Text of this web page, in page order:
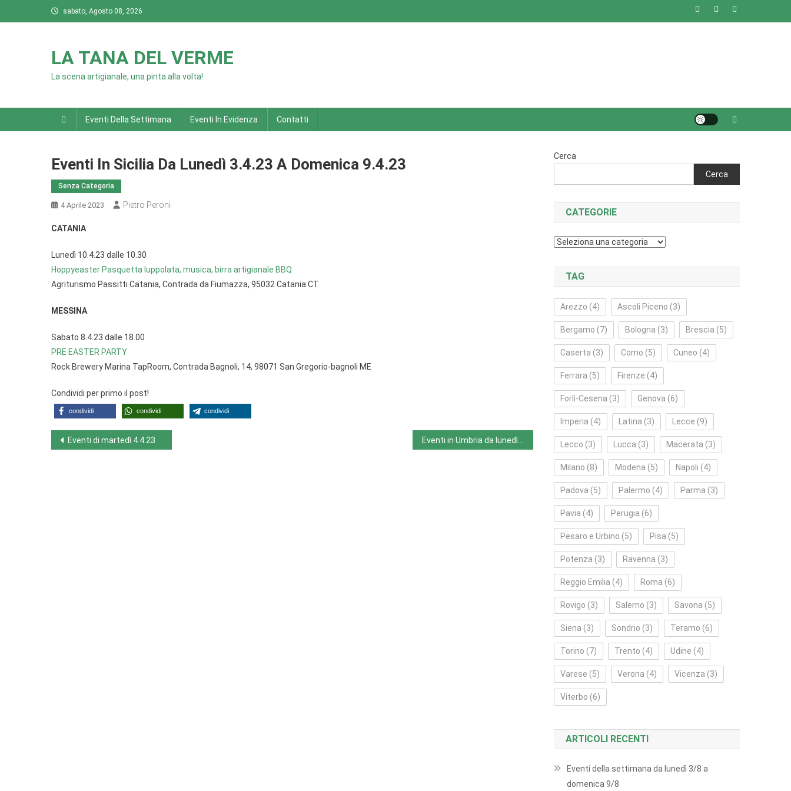
to
sabato, Agosto 08, 2026
LA TANA DEL VERME
La scena artigianale, una pinta alla volta!
Eventi Della Settimana Eventi In Evidenza Contatti
Eventi In Sicilia Da Lunedì 3.4.23 A Domenica 9.4.23
Senza Categoria
4 Aprile 2023 Pietro Peroni
CATANIA
Lunedì 10.4.23 dalle 10.30
Hoppyeaster Pasquetta luppolata, musica, birra artigianale BBQ
Agriturismo Passitti Catania, Contrada da Fiumazza, 95032 Catania CT
MESSINA
Sabato 8.4.23 dalle 18.00
PRE EASTER PARTY
Rock Brewery Marina TapRoom, Contrada Bagnoli, 14, 98071 San Gregorio-bagnoli ME
Condividi per primo il post!
condividi condividi condividi
Navigazione
Eventi di martedì 4.4.23
Cerca
Cerca
CATEGORIE
Categorie
TAG
Arezzo (4) Ascoli Piceno (3)
Bergamo (7) Bologna (3) Brescia (5)
Caserta (3) Como (5) Cuneo (4)
Ferrara (5) Firenze (4)
Forlì‑Cesena (3) Genova (6)
Imperia (4) Latina (3) Lecce (9)
Lecco (3) Lucca (3) Macerata (3)
Milano (8) Modena (5) Napoli (4)
Padova (5) Palermo (4) Parma (3)
Pavia (4) Perugia (6)
Pesaro e Urbino (5) Pisa (5)
Potenza (3) Ravenna (3)
Reggio Emilia (4) Roma (6)
Rovigo (3) Salerno (3) Savona (5)
Siena (3) Sondrio (3) Teramo (6)
Torino (7) Trento (4) Udine (4)
Varese (5) Verona (4) Vicenza (3)
Viterbo (6)
ARTICOLI RECENTI
Eventi della settimana da lunedì 3/8 a
domenica 9/8